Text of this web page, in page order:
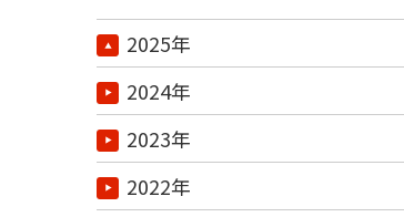
2025年
2024年
2023年
2022年